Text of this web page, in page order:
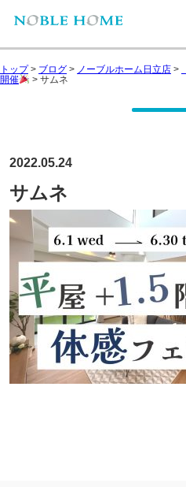
トップ> ブログ > ノーブルホーム日立店 >
開催
> サムネ
2022.05.24
サムネ